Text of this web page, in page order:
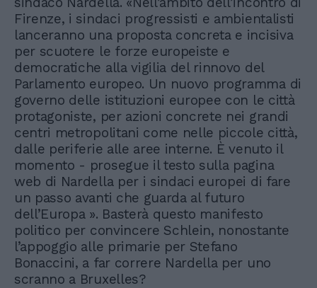
Firenze, i sindaci progressisti e ambientalisti
lanceranno una proposta concreta e incisiva
per scuotere le forze europeiste e
democratiche alla vigilia del rinnovo del
Parlamento europeo. Un nuovo programma di
governo delle istituzioni europee con le città
protagoniste, per azioni concrete nei grandi
centri metropolitani come nelle piccole città,
dalle periferie alle aree interne. È venuto il
momento - prosegue il testo sulla pagina
web di Nardella per i sindaci europei di fare
un passo avanti che guarda al futuro
dell’Europa ». Basterà questo manifesto
politico per convincere Schlein, nonostante
l’appoggio alle primarie per Stefano
Bonaccini, a far correre Nardella per uno
scranno a Bruxelles?